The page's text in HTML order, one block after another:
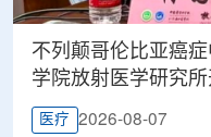
不列颠哥伦比亚癌
学院放射医学研究
医疗 2026-08-07